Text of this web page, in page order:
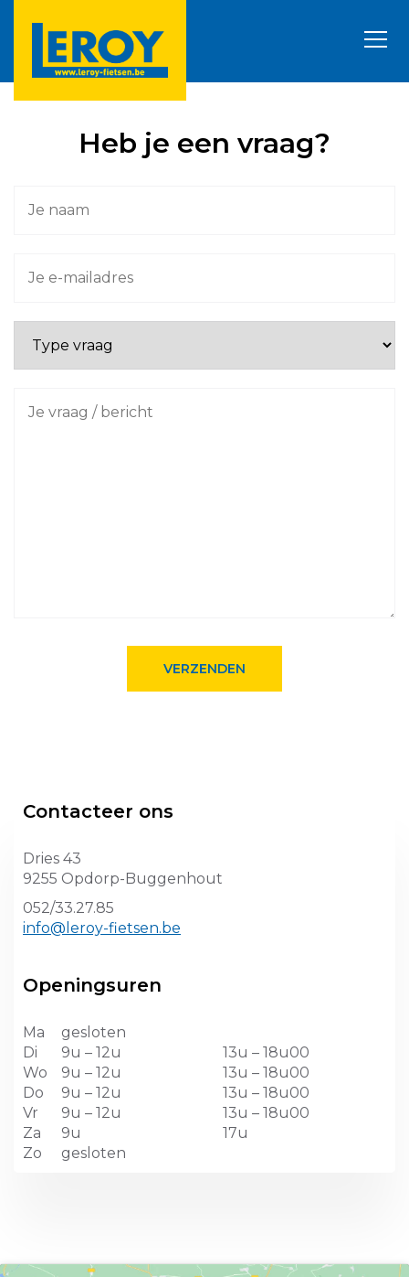
Heb je een vraag?
Contacteer ons
Dries 43
9255 Opdorp-Buggenhout
052/33.27.85
info@leroy-fietsen.be
Openingsuren
Ma
gesloten
Di
9u – 12u
13u – 18u00
Wo
9u – 12u
13u – 18u00
Do
9u – 12u
13u – 18u00
Vr
9u – 12u
13u – 18u00
Za
9u
17u
Zo
gesloten